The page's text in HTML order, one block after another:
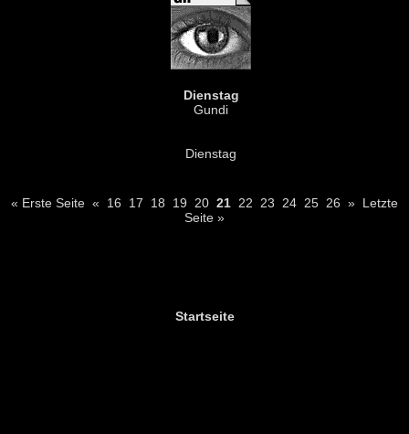
Dienstag
Gundi
Dienstag
« Erste Seite « 16 17 18 19 20 21 22 23 24 25 26 » Letzte
Seite »
Startseite